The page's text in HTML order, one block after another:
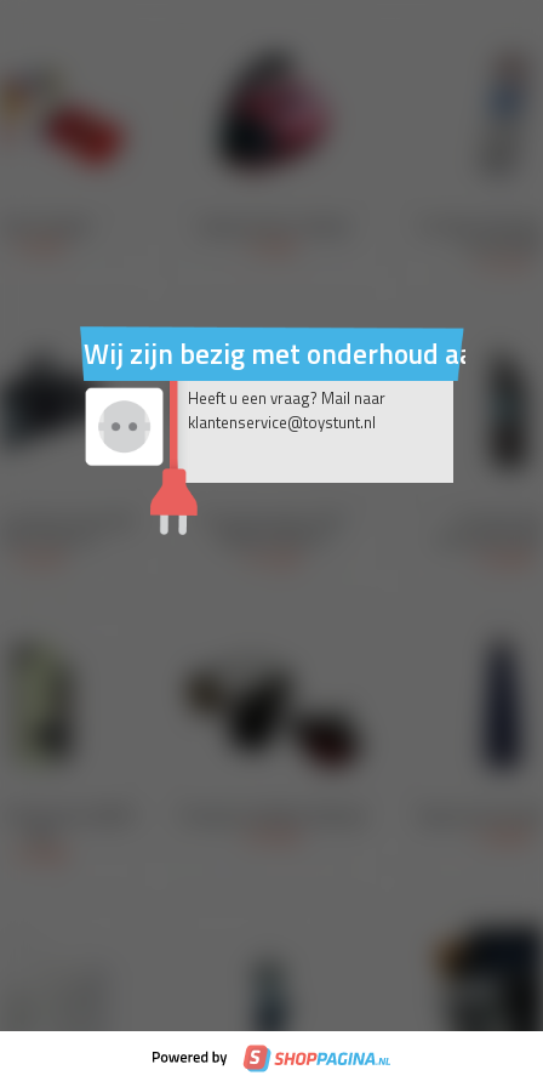
Wij zijn bezig met onderhoud aan
Heeft u een vraag? Mail naar
klantenservice@toystunt.nl